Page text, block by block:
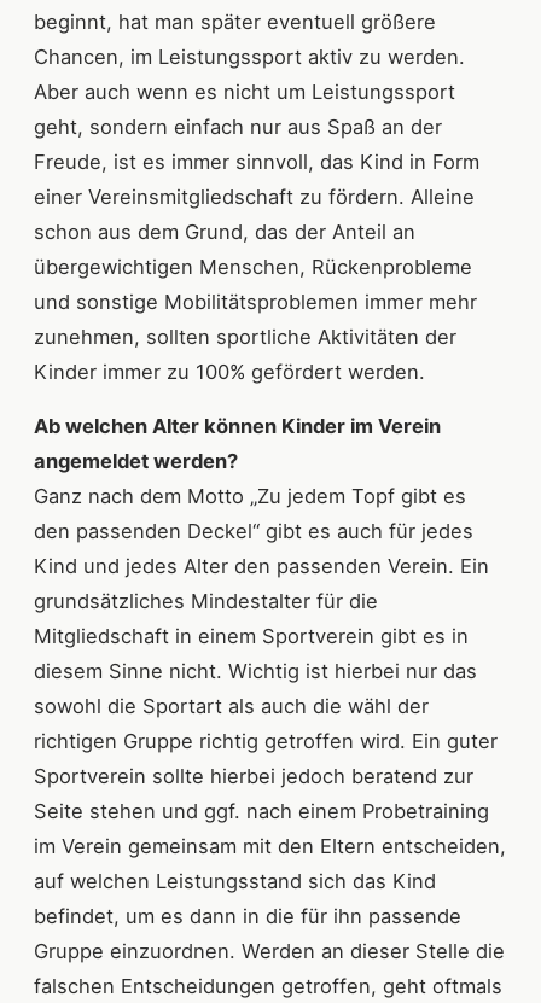
beginnt, hat man später eventuell größere
Chancen, im Leistungssport aktiv zu werden.
Aber auch wenn es nicht um Leistungssport
geht, sondern einfach nur aus Spaß an der
Freude, ist es immer sinnvoll, das Kind in Form
einer Vereinsmitgliedschaft zu fördern. Alleine
schon aus dem Grund, das der Anteil an
übergewichtigen Menschen, Rückenprobleme
und sonstige Mobilitätsproblemen immer mehr
zunehmen, sollten sportliche Aktivitäten der
Kinder immer zu 100% gefördert werden.
Ab welchen Alter können Kinder im Verein
angemeldet werden?
Ganz nach dem Motto „Zu jedem Topf gibt es
den passenden Deckel“ gibt es auch für jedes
Kind und jedes Alter den passenden Verein. Ein
grundsätzliches Mindestalter für die
Mitgliedschaft in einem Sportverein gibt es in
diesem Sinne nicht. Wichtig ist hierbei nur das
sowohl die Sportart als auch die wähl der
richtigen Gruppe richtig getroffen wird. Ein guter
Sportverein sollte hierbei jedoch beratend zur
Seite stehen und ggf. nach einem Probetraining
im Verein gemeinsam mit den Eltern entscheiden,
auf welchen Leistungsstand sich das Kind
befindet, um es dann in die für ihn passende
Gruppe einzuordnen. Werden an dieser Stelle die
falschen Entscheidungen getroffen, geht oftmals